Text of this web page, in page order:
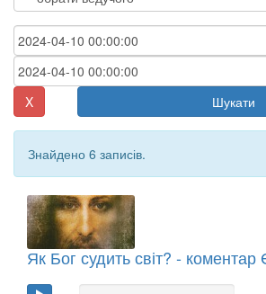
X Шукати
Знайдено 6 записів.
Як Бог судить світ? - коментар